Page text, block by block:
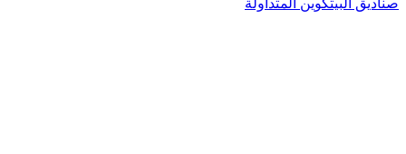
صناديق البيتكوين المتداولة